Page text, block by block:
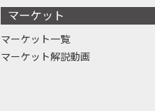
マーケット
マーケット一覧
マーケット解説動画